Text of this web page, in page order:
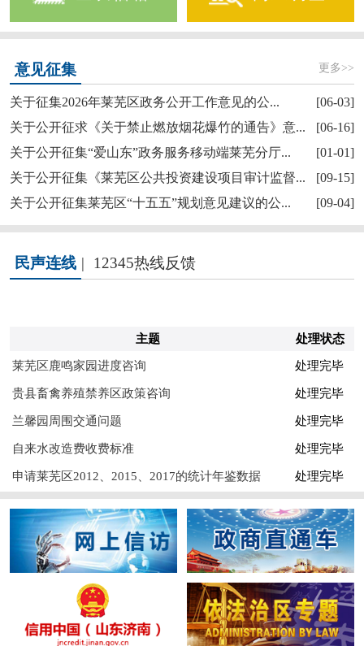
意见征集 更多>>
关于征集2026年莱芜区政务公开工作意见的公...
[06-03]
关于公开征求《关于禁止燃放烟花爆竹的通告》意...
[06-16]
关于公开征集“爱山东”政务服务移动端莱芜分厅...
[01-01]
关于公开征集《莱芜区公共投资建设项目审计监督...
[09-15]
关于公开征集莱芜区“十五五”规划意见建议的公...
[09-04]
民声连线 | 12345热线反馈